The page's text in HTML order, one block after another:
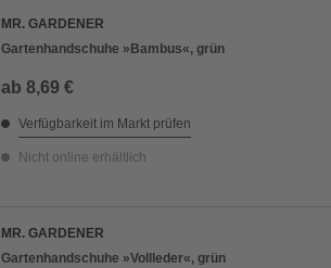
MR. GARDENER
Gartenhandschuhe »Bambus«, grün
ab 8,69 €
Verfügbarkeit im Markt prüfen
Nicht online erhältlich
MR. GARDENER
Gartenhandschuhe »Vollleder«, grün